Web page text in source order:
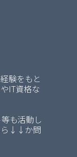
験をもと
IT資格な
も活動し
ら↓↓か問